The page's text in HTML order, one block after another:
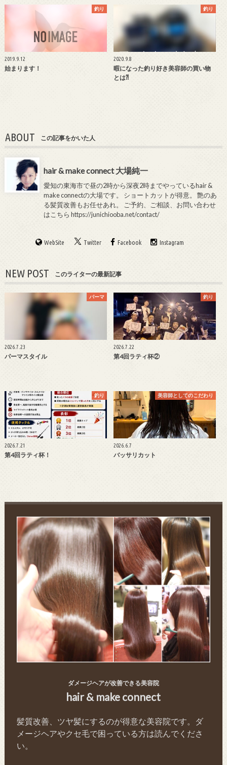
釣り
2019.9.12
始まります！
釣り
2020.9.8
暇になった釣り好き美容師の買い物
とは⁈
ABOUT この記事をかいた人
hair & make connect 大場純一
愛知の東海市で昼の2時から深夜2時までやっているhair &
make connectの大場です。 ショートカットが得意。 艶のあ
る髪質改善もお任せあれ。 ご予約、ご相談、お問い合わせ
はこちらhttps://junichiooba.net/contact/
WebSite Twitter Facebook Instagram
NEW POST このライターの最新記事
パーマ
2026.7.23
パーマスタイル
釣り
2026.7.22
第4回ラティ杯②
釣り
2026.7.21
第4回ラティ杯！
美容師としてのこだわり
2026.6.7
バッサリカット
ダメージヘアが改善できる美容院
hair & make connect
髪質改善、ツヤ髪にするのが得意な美容院です。ダ
メージヘアやクセ毛で困っている方は読んでくださ
い。